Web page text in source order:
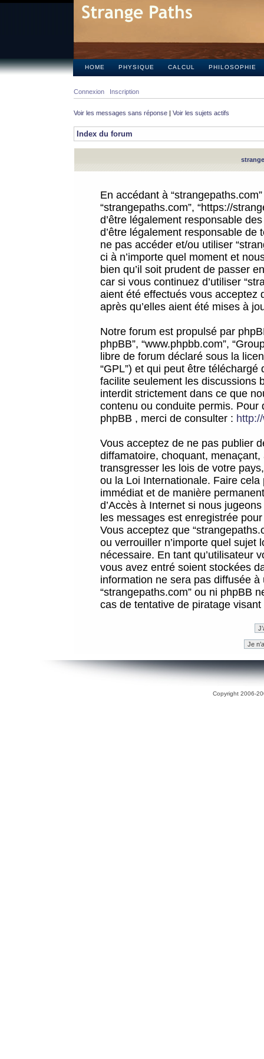
HOME PHYSIQUE CALCUL PHILOSOPHIE
Connexion Inscription
Voir les messages sans réponse | Voir les sujets actifs
Index du forum
En accédant à
“strangepaths.com”, “https://
d’être légalement responsable
d’être légalement responsable
ne pas accéder et/ou utiliser
ci à n’importe quel moment et
bien qu’il soit prudent de passer
car si vous continuez d’utiliser
aient été effectués vous acceptez
après qu’elles aient été mises à
Notre forum est propulsé par
phpBB”, “www.phpbb.com”,
libre de forum déclaré sous la
“GPL”) et qui peut être téléchargé
facilite seulement les discussions
interdit strictement dans ce que
contenu ou conduite permis.
phpBB , merci de consulter :
Vous acceptez de ne pas publier
diffamatoire, choquant,
transgresser les lois de votre
ou la Loi Internationale. Faire
immédiat et de manière
d’Accès à Internet si nous
les messages est enregistrée
Vous acceptez que
ou verrouiller n’importe quel sujet
nécessaire. En tant qu’utilisateur
vous avez entré soient stockées
information ne sera pas diffusée
“strangepaths.com” ou ni phpBB
cas de tentative de piratage
Copyright 2006-